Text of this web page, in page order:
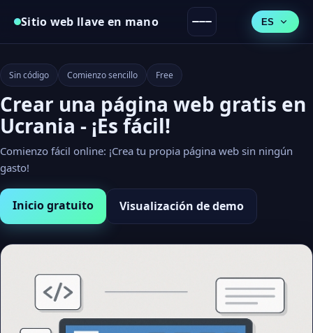
Sitio web llave en mano ES
Sin código Comienzo sencillo Free
Crear una página web gratis en
Ucrania - ¡Es fácil!
Comienzo fácil online: ¡Crea tu propia página web sin ningún
gasto!
Inicio gratuito Visualización de demo